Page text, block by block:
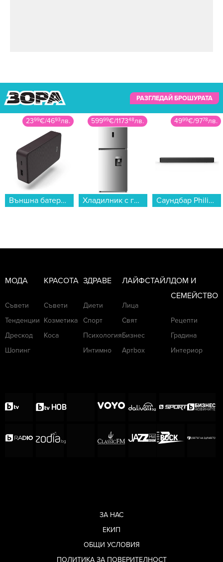
РАЗГЛЕДАЙ БРОШУРАТА
2399€/4693лв.
Външна батерия Hama 201715, "Colour 20" тъмно лилавo 20000 mAh...
59999€/117348лв.
Хладилник с горна камера Crown CFN500WDX , 479 l, E , No Frost , Инокс...
4999€/9778лв.
Саундбар Philips TAB4000/10...
МОДА
Съвети
Тенденции
Дрескод
Шопинг
КРАСОТА
Съвети
Козметика
Коса
ЗДРАВЕ
Диети
Спорт
Психология
Интимно
ЛАЙФСТАЙЛ
Лица
Свят
Бизнес
Артbox
ДОМ И
СЕМЕЙСТВО
Рецепти
Градина
Интериор
ЗА НАС
ЕКИП
ОБЩИ УСЛОВИЯ
ПОЛИТИКА ЗА ПОВЕРИТЕЛНОСТ